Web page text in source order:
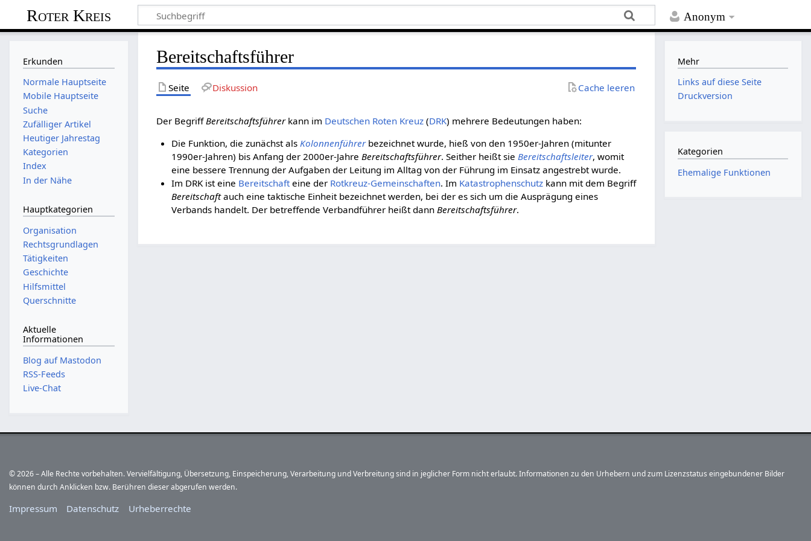
Anonym
Roter Kreis
Bereitschaftsführer
Seite Diskussion Cache leeren
Der Begriff Bereitschaftsführerkann im Deut­schen Roten Kreuz (DRK) mehrere Bedeutungen haben:
Die Funktion, die zunächst als Kolonnenführerbezeichnet wurde, hieß von den 1950er-Jahren (mitunter
1990er-Jahren) bis Anfang der 2000er-Jahre Bereitschaftsführer. Seither heißt sie Bereitschaftsleiter, womit
eine bessere Trennung der Aufgaben der Leitung im Alltag von der Führung im Einsatz angestrebt wurde.
Im DRK ist eine Bereitschafteine der Rotkreuz-Gemeinschaften. Im Katastrophenschutzkann mit dem Begriff
Bereitschaftauch eine taktische Einheit bezeichnet werden, bei der es sich um die Ausprägung eines
Verbands handelt. Der betreffende Verbandführer heißt dann Bereitschaftsführer.
Erkunden
Normale Hauptseite
Mobile Hauptseite
Suche
Zufälliger Artikel
Heutiger Jahrestag
Kategorien
Index
In der Nähe
Hauptkategorien
Organisation
Rechtsgrundlagen
Tätigkeiten
Geschichte
Hilfsmittel
Querschnitte
Aktuelle
Informationen
Blog auf Mastodon
RSS-Feeds
Live-Chat
Mehr
Links auf diese Seite
Druckversion
Kategorien
Ehemalige Funktionen
© 2026 – Alle Rechte vorbehalten. Vervielfältigung, Übersetzung, Einspeicherung, Verarbeitung und Verbreitung sind in jeglicher Form nicht erlaubt. Informationen zu den Urhebern und zum Lizenzstatus eingebundener Bilder
können durch Anklicken bzw. Berühren dieser abgerufen werden.
Impressum Datenschutz Urheberrechte